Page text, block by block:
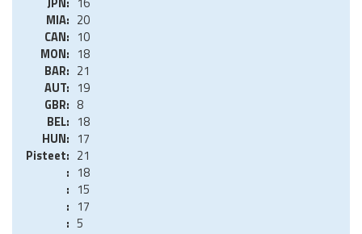
20
10
18
21
19
8
18
17
21
18
15
17
5